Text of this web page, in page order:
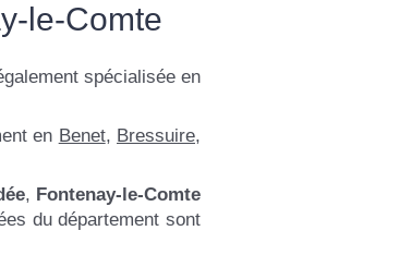
le-Comte
spécialisée en
en Benet, Bressuire,
, Fontenay-le-Comte
du département sont